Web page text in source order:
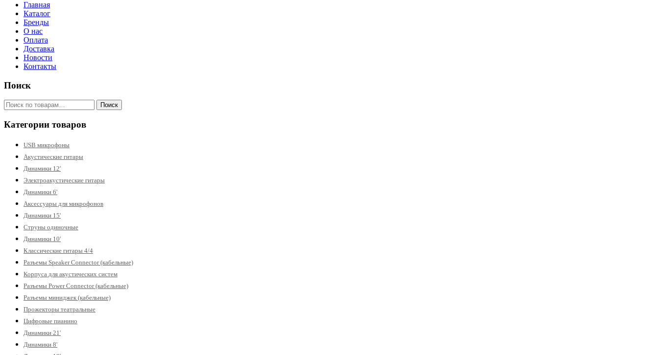
Главная
Каталог
Бренды
О нас
Оплата
Доставка
Новости
Контакты
Поиск
Искать: Поиск
Категории товаров
USB микрофоны
Акустические гитары
Динамики 12'
Электроакустические гитары
Динамики 6'
Аксессуары для микрофонов
Динамики 15'
Струны одиночные
Динамики 10'
Классические гитары 4/4
Разъемы Speaker Connector (кабельные)
Корпуса для акустических систем
Разъемы Power Connector (кабельные)
Разъемы миниджек (кабельные)
Прожекторы театральные
Цифровые пианино
Динамики 21'
Динамики 8'